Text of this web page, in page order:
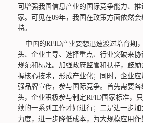
可增强我国信息产业的国际竞争能力、推
家。可见在09年，我国在政策方面依然
持。
中国的RFID产业要想迅速渡过培育期
头、企业主导、选择重点、行业突破来
规范和标准。加强政府监管和扶持，鼓
握核心技术，形成产业化；同时，企业应
强品牌宣传，参与国际竞争。首先需要
头，企业积极参与制定RFID国家标准，
续的一系列工作才好进行；二是进一步加
力度，进一步降低成本，为大规模应用